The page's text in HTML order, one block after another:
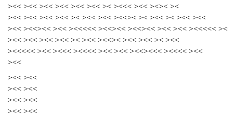
><< ><< ><< ><< ><< ><< >< ><<< ><< ><>< ><
><< ><< ><< ><< >< ><< ><< ><<>< >< ><< >< ><< ><<
><< ><<><< ><< ><<<<< ><<><< ><<><< ><< ><< ><<<<<
><< ><< ><< ><< >< ><< ><<>< ><< ><< >< ><<
><<<<< ><< ><<< ><<<< ><< ><< ><<><<< ><<<< ><<
><<
><< ><<
><< ><<
><< ><<
><< ><<